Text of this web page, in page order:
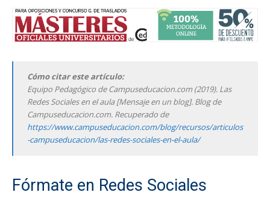
Cómo citar este artículo:
Equipo Pedagógico de Campuseducacion.com (2019). Las
Redes Sociales en el aula [Mensaje en un blog]. Blog de
Campuseducacion.com. Recuperado de
https://www.campuseducacion.com/blog/recursos/articulos
-campuseducacion/las-redes-sociales-en-el-aula/
Fórmate en Redes Sociales